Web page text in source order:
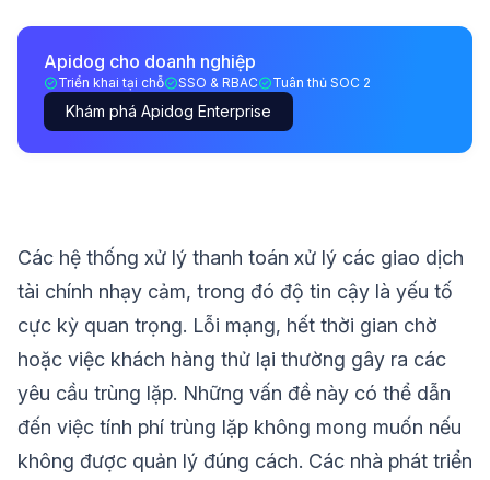
Apidog cho doanh nghiệp
Triển khai tại chỗ SSO & RBAC Tuân thủ SOC 2
Khám phá Apidog Enterprise
Các hệ thống xử lý thanh toán xử lý các giao dịch
tài chính nhạy cảm, trong đó độ tin cậy là yếu tố
cực kỳ quan trọng. Lỗi mạng, hết thời gian chờ
hoặc việc khách hàng thử lại thường gây ra các
yêu cầu trùng lặp. Những vấn đề này có thể dẫn
đến việc tính phí trùng lặp không mong muốn nếu
không được quản lý đúng cách. Các nhà phát triển